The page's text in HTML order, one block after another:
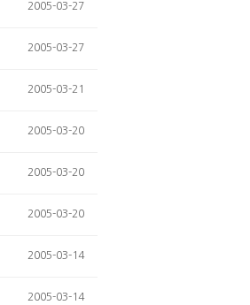
2005-03-27
2005-03-27
2005-03-21
2005-03-20
2005-03-20
2005-03-20
2005-03-14
2005-03-14